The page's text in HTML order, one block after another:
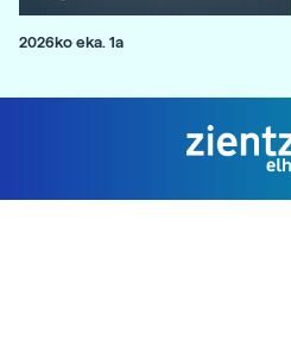
2026ko eka. 1a